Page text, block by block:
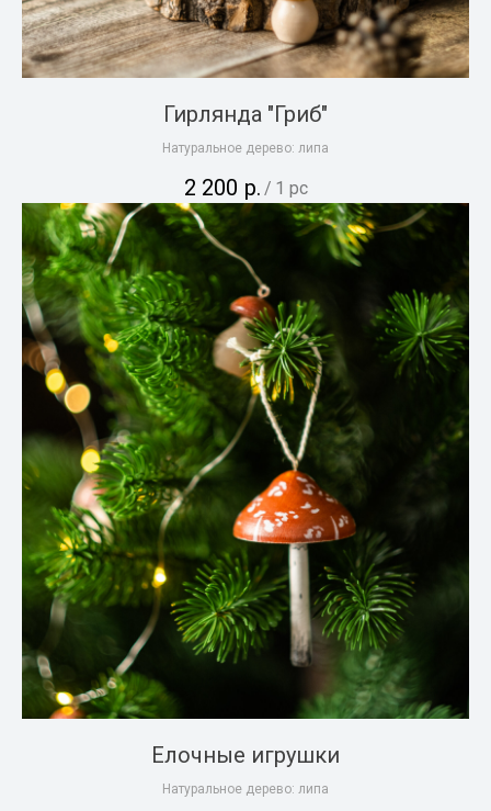
Гирлянда "Гриб"
Натуральное дерево: липа
2 200 р. / 1 pc
Елочные игрушки
Натуральное дерево: липа